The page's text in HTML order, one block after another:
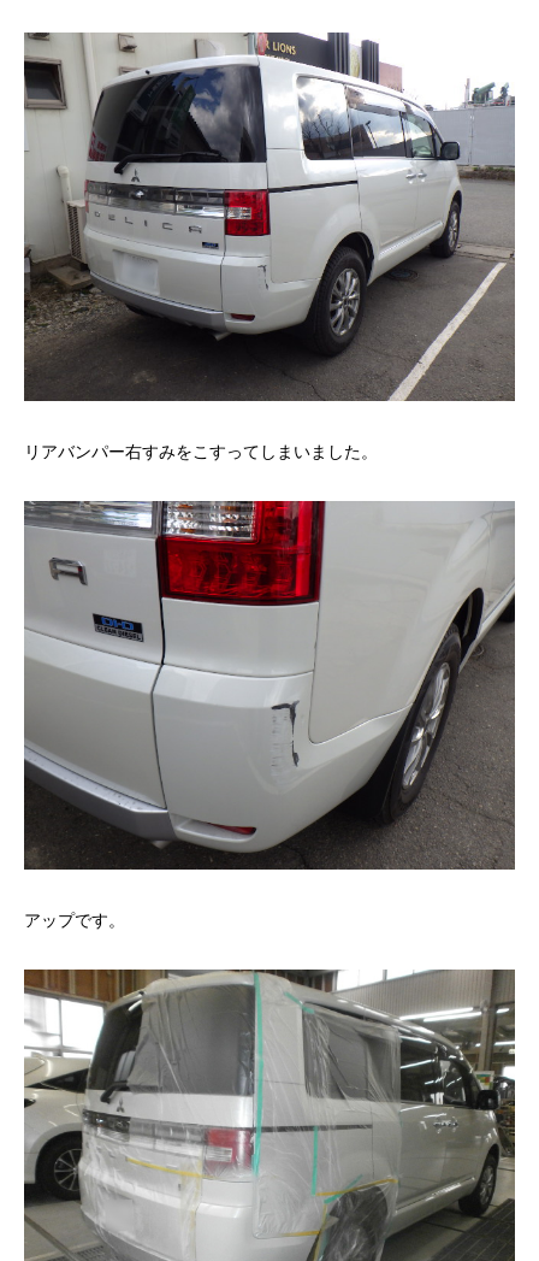
リアバンパー右すみをこすってしまいました。
アップです。